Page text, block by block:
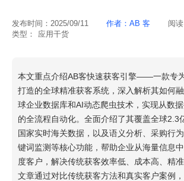
发布时间： 2025/09/11 作者： AB 客 阅读
类型：
应用干货
本文重点介绍AB客快速获客引擎——一款专
打造的全球精准获客系统，深入解析其如何
球企业数据库和AI动态爬虫技术，实现从数
的全流程自动化。全面介绍了其覆盖全球2.3
国家实时海关数据，以及语义分析、采购行
键词监测等核心功能，帮助企业从海量信息
度客户，解决传统获客效率低、成本高、精准
文章通过对比传统获客方法和真实客户案例